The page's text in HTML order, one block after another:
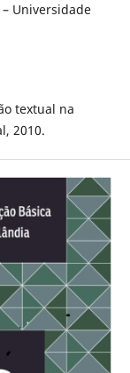
Universidade
textual na
2010.